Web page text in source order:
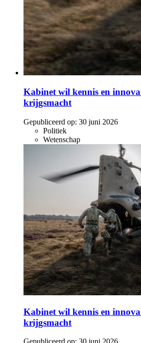
Kabinet wil kennis en
krijgsmacht
Gepubliceerd op: 30 juni 2026
Politiek
Wetenschap
Kabinet wil kennis en
krijgsmacht